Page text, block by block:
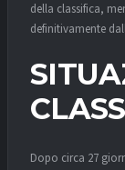
della classifica,
definitivamente
Dopo circa 27